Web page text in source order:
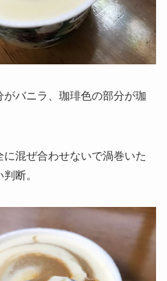
がバニラ、珈琲色の部分が珈
混ぜ合わせないで渦巻いた
断。